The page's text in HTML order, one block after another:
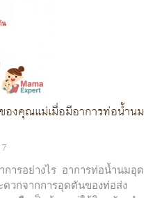
งคุณแม่เมื่อมีอาการท่อน้ำนม
ารอย่างไร อาการท่อน้ำนมอุด
วกจากการอุดตันของท่อส่ง